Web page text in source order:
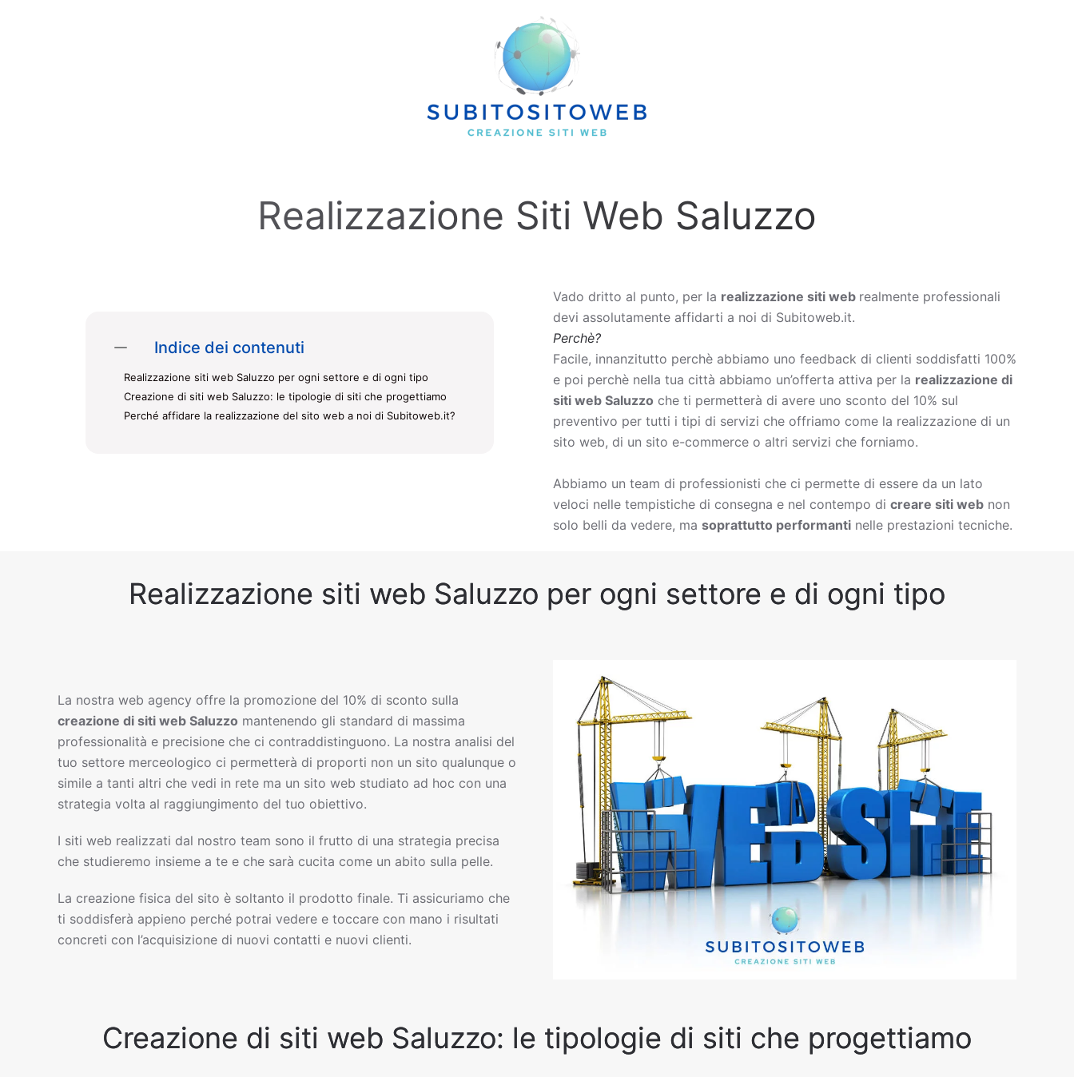
Realizzazione Siti Web Saluzzo
Indice dei contenuti
Realizzazione siti web Saluzzo per ogni settore e di ogni tipo
Creazione di siti web Saluzzo: le tipologie di siti che progettiamo
Perché affidare la realizzazione del sito web a noi di Subitoweb.it?
Vado dritto al punto, per la realizzazione siti web realmente professionali
devi assolutamente affidarti a noi di Subitoweb.it.
Perchè?
Facile, innanzitutto perchè abbiamo uno feedback di clienti soddisfatti 100%
e poi perchè nella tua città abbiamo un’offerta attiva per la realizzazione di
siti web Saluzzo che ti permetterà di avere uno sconto del 10% sul
preventivo per tutti i tipi di servizi che offriamo come la realizzazione di un
sito web, di un sito e-commerce o altri servizi che forniamo.
Abbiamo un team di professionisti che ci permette di essere da un lato
veloci nelle tempistiche di consegna e nel contempo di creare siti web non
solo belli da vedere, ma soprattutto performanti nelle prestazioni tecniche.
Realizzazione siti web Saluzzo per ogni settore e di ogni tipo
La nostra web agency offre la promozione del 10% di sconto sulla
creazione di siti web Saluzzo mantenendo gli standard di massima
professionalità e precisione che ci contraddistinguono. La nostra analisi del
tuo settore merceologico ci permetterà di proporti non un sito qualunque o
simile a tanti altri che vedi in rete ma un sito web studiato ad hoc con una
strategia volta al raggiungimento del tuo obiettivo.
I siti web realizzati dal nostro team sono il frutto di una strategia precisa
che studieremo insieme a te e che sarà cucita come un abito sulla pelle.
La creazione fisica del sito è soltanto il prodotto finale. Ti assicuriamo che
ti soddisferà appieno perché potrai vedere e toccare con mano i risultati
concreti con l’acquisizione di nuovi contatti e nuovi clienti.
Creazione di siti web Saluzzo: le tipologie di siti che progettiamo